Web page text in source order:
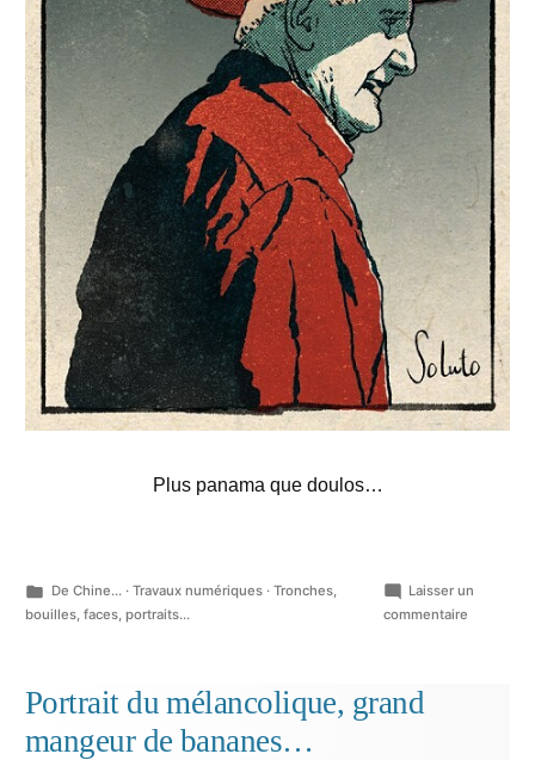
Plus panama que doulos…
Publié
dans
De Chine... · Travaux numériques· Tronches,
bouilles, faces, portraits...
Laisser un
commentairesur
Portrait du mélancolique, grand
mangeur de bananes…